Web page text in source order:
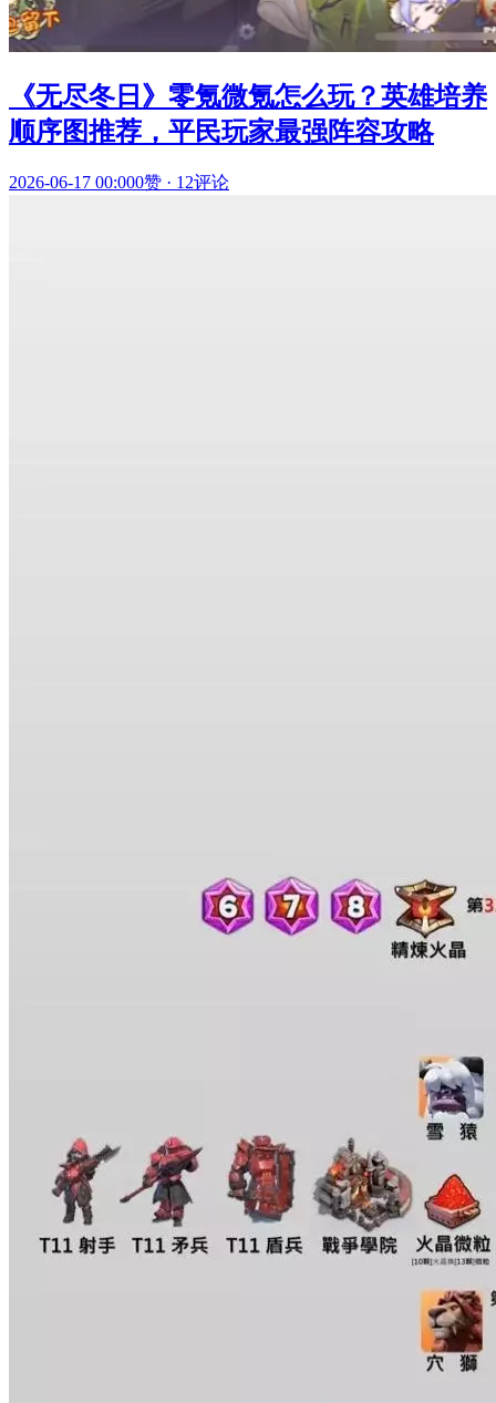
《无尽冬日》零氪微氪怎么玩？英雄培养
顺序图推荐，平民玩家最强阵容攻略
2026-06-17 00:000赞 · 12评论